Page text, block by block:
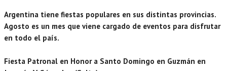
Argentina tiene fiestas populares en sus distintas provincias.
Agosto es un mes que viene cargado de eventos para disfrutar
en todo el país.
Fiesta Patronal en Honor a Santo Domingo en Guzmán en